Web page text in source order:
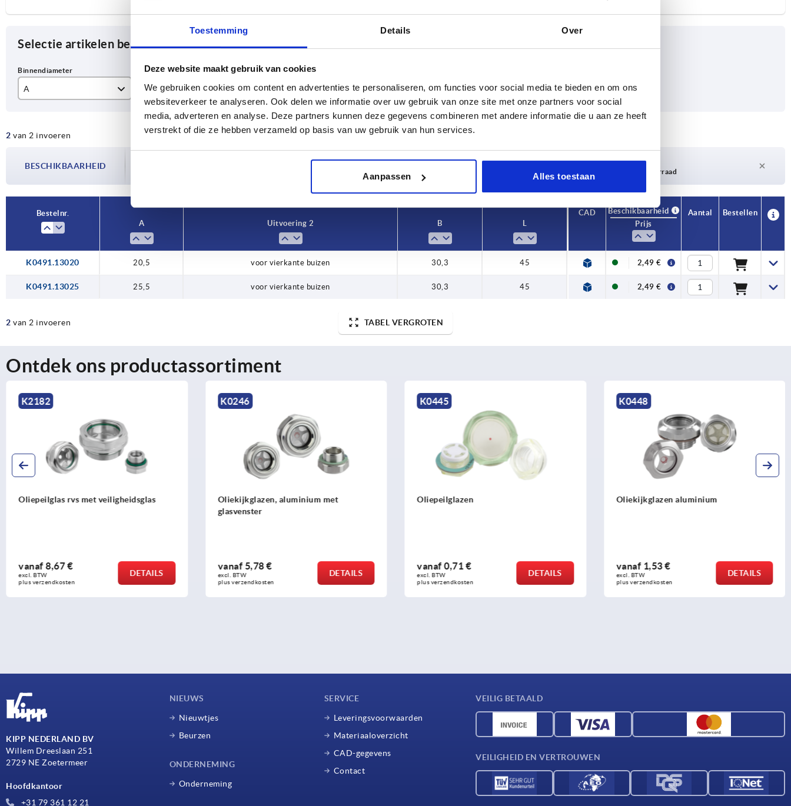
Toestemming Details Over
Deze website maakt gebruik van cookies
We gebruiken cookies om content en advertenties te personaliseren, om functies voor social media te bieden en om ons
websiteverkeer te analyseren. Ook delen we informatie over uw gebruik van onze site met onze partners voor social
media, adverteren en analyse. Deze partners kunnen deze gegevens combineren met andere informatie die u aan ze heeft
verstrekt of die ze hebben verzameld op basis van uw gebruik van hun services.
Aanpassen Alles toestaan
Selectie artikelen begrenzen
A
25,5
Uitvoering 2
voor vierkante buizen
B
30,3
L
45
2 van 2 invoeren TABEL VERGROTEN
BESCHIKBAARHEID
1-3 dagen
Levertijd op aanvraag
Momenteel niet op voorraad
Bestelnr.
A
Uitvoering 2 B
CAD
Beschikbaarheid
Prijs
Aantal Bestellen
K0491.13020 20,5 voor vierkante buizen 30,3 45 2,49 €
K0491.13025 25,5 voor vierkante buizen 30,3 45 2,49 €
2 van 2 invoeren TABEL VERGROTEN
Ontdek ons productassortiment
K2182
Oliepeilglas rvs met veiligheidsglas
vanaf8,67 €
excl. BTW
plus verzendkosten
DETAILS
K0246
Oliekijkglazen, aluminium met
glasvenster
vanaf5,78 €
excl. BTW
plus verzendkosten
DETAILS
K0445
Oliepeilglazen
vanaf0,71 €
excl. BTW
plus verzendkosten
DETAILS
K0448
Oliekijkglazen aluminium
vanaf 1,53 €
excl. BTW
plus verzendkosten
DETAILS
KIPP NEDERLAND BV
Willem Dreeslaan 251
2729 NE Zoetermeer
Hoofdkantoor
+31 79 361 12 21
NIEUWS
Nieuwtjes
Beurzen
ONDERNEMING
Onderneming
SERVICE
Leveringsvoorwaarden
Materiaaloverzicht
CAD-gegevens
Contact
VEILIG BETAALD
VEILIGHEID EN VERTROUWEN